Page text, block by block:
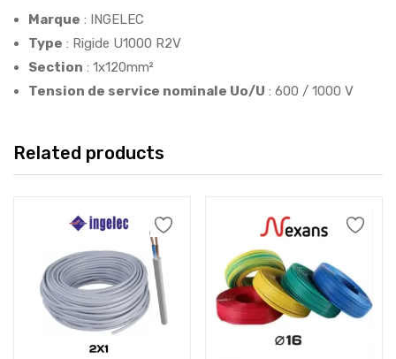
Marque : INGELEC
Type : Rigide U1000 R2V
Section : 1x120mm²
Tension de service nominale Uo/U : 600 / 1000 V
Related products